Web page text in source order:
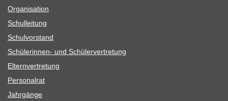
Orga­ni­sa­tion
Schul­lei­tung
Schul­vor­stand
Schü­le­rin­nen- und Schülervertretung
Eltern­ver­tre­tung
Per­so­nal­rat
Jahr­gänge